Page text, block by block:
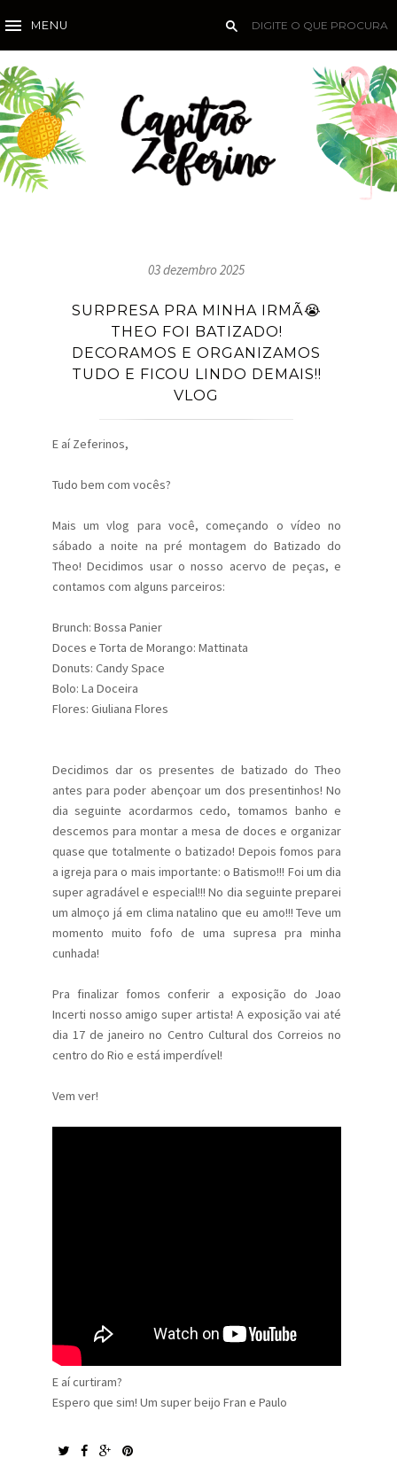
MENU
03 dezembro 2025
SURPRESA PRA MINHA IRMÃ😭
THEO FOI BATIZADO!
DECORAMOS E ORGANIZAMOS
TUDO E FICOU LINDO DEMAIS!!
VLOG
E aí Zeferinos,
Tudo bem com vocês?
Mais um vlog para você, começando o vídeo no
sábado a noite na pré montagem do Batizado do
Theo! Decidimos usar o nosso acervo de peças, e
contamos com alguns parceiros:
Brunch: Bossa Panier
Doces e Torta de Morango: Mattinata
Donuts: Candy Space
Bolo: La Doceira
Flores: Giuliana Flores
Decidimos dar os presentes de batizado do Theo
antes para poder abençoar um dos presentinhos! No
dia seguinte acordarmos cedo, tomamos banho e
descemos para montar a mesa de doces e organizar
quase que totalmente o batizado! Depois fomos para
a igreja para o mais importante: o Batismo!!! Foi um dia
super agradável e especial!!! No dia seguinte preparei
um almoço já em clima natalino que eu amo!!! Teve um
momento muito fofo de uma supresa pra minha
cunhada!
Pra finalizar fomos conferir a exposição do Joao
Incerti nosso amigo super artista! A exposição vai até
dia 17 de janeiro no Centro Cultural dos Correios no
centro do Rio e está imperdível!
Vem ver!
E aí curtiram?
Espero que sim! Um super beijo Fran e Paulo